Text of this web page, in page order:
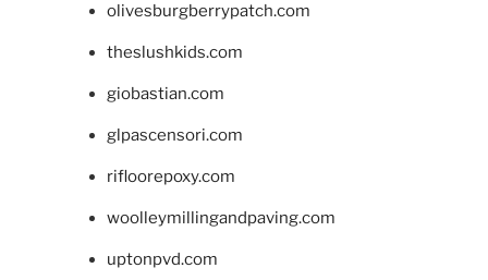
olivesburgberrypatch.com
theslushkids.com
giobastian.com
glpascensori.com
rifloorepoxy.com
woolleymillingandpaving.com
uptonpvd.com